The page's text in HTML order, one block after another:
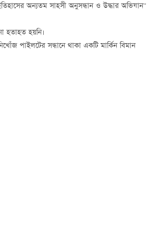
অন্যতম সাহসী অনুসন্ধান ও উদ্ধার অভিযান"
হতাহত হয়নি।
পাইলটের সন্ধানে থাকা একটি মার্কিন বিমান